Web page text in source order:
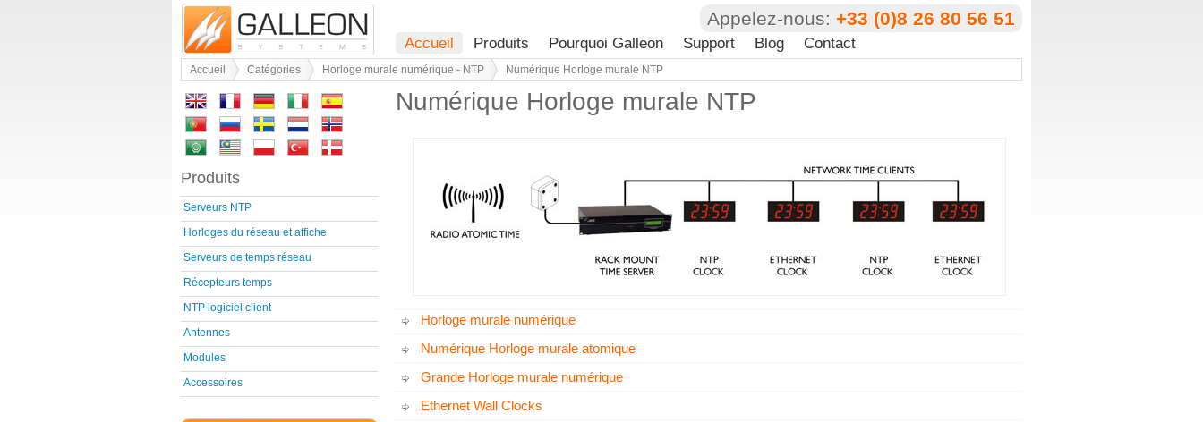
Appelez-nous: +33 (0)8 26 80 56 51
Accueil Produits Pourquoi Galleon Support Blog Contact
Accueil Catégories Horloge murale numérique - NTP Numérique Horloge murale NTP
Numérique Horloge murale NTP
Horloge murale numérique
Numérique Horloge murale atomique
Grande Horloge murale numérique
Ethernet Wall Clocks
Produits
Serveurs NTP
Horloges du réseau et affiche
Serveurs de temps réseau
Récepteurs temps
NTP logiciel client
Antennes
Modules
Accessoires